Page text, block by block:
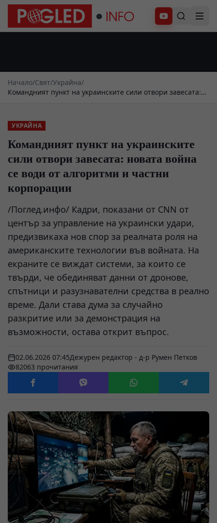
Абонирай се
Начало/Свят/Украйна/
Командният пункт на украинските сили отвори завесата:
УКРАЙНА
Командният пункт на украинските
сили отвори завесата: новата война
се води от алгоритми и частни
корпорации
/Поглед.инфо/ Кадри, показани от CNN от
център за управление на украински удари,
предизвикаха нов спор за реалната роля на
американските технологии във войната. На
екраните се виждат системи, за които се
твърди, че обединяват данни от дронове,
спътници и разузнавателни средства в реално
време. Дали става дума за случайно
разкритие или за демонстрация на
възможности, остава открит въпрос.
02.06.2026 07:45Дежурен редактор - д-р Румен Петков
82063 прочитания